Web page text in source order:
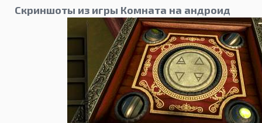
Скриншоты из игры Комната на андроид